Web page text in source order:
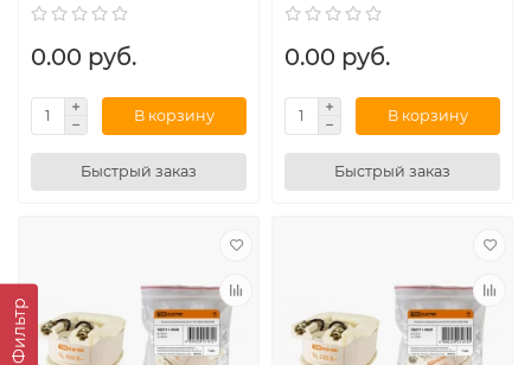
Фильтр
0.00 руб.
В корзину
Быстрый заказ
0.00 руб.
В корзину
Быстрый заказ